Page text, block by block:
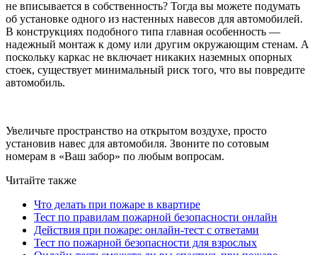
не вписывается в собственность? Тогда вы можете подумать
об установке одного из настенных навесов для автомобилей.
В конструкциях подобного типа главная особенность —
надежный монтаж к дому или другим окружающим стенам. А
поскольку каркас не включает никаких наземных опорных
стоек, существует минимальный риск того, что вы повредите
автомобиль.
Увеличьте пространство на открытом воздухе, просто
установив навес для автомобиля. Звоните по сотовым
номерам в «Ваш забор» по любым вопросам.
Читайте также
Что делать при пожаре в квартире
Тест по правилам пожарной безопасности онлайн
Действия при пожаре: онлайн-тест с ответами
Тест по пожарной безопасности для взрослых